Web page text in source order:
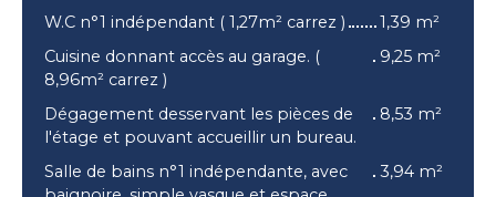
W.C n°1 indépendant ( 1,27m² carrez )
1,39 m²
Cuisine donnant accès au garage. (
8,96m² carrez )
9,25 m²
Dégagement desservant les pièces de
l'étage et pouvant accueillir un bureau.
8,53 m²
Salle de bains n°1 indépendante, avec
3,94 m²